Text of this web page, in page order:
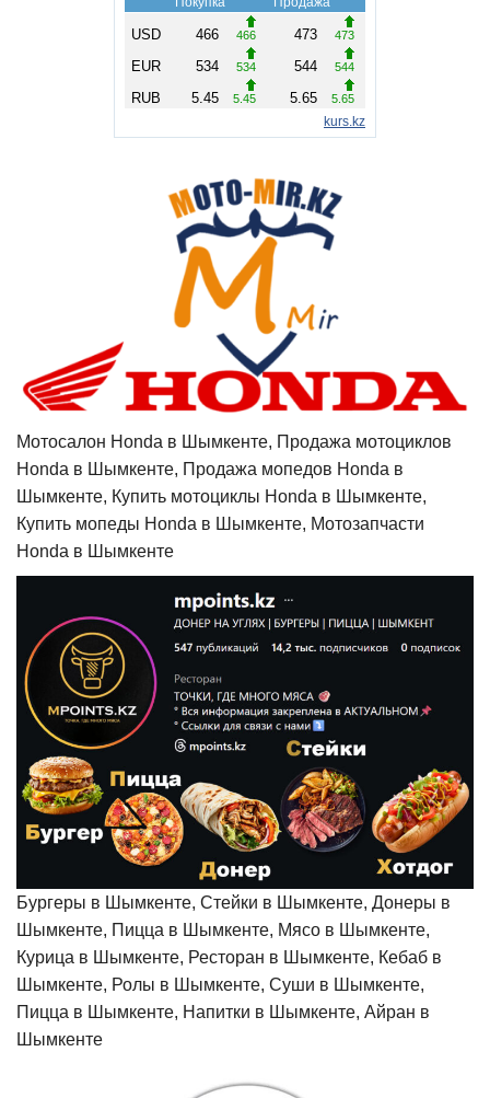
Мотосалон Honda в Шымкенте, Продажа мотоциклов
Honda в Шымкенте, Продажа мопедов Honda в
Шымкенте, Купить мотоциклы Honda в Шымкенте,
Купить мопеды Honda в Шымкенте, Мотозапчасти
Honda в Шымкенте
Бургеры в Шымкенте, Стейки в Шымкенте, Донеры в
Шымкенте, Пицца в Шымкенте, Мясо в Шымкенте,
Курица в Шымкенте, Ресторан в Шымкенте, Кебаб в
Шымкенте, Ролы в Шымкенте, Суши в Шымкенте,
Пицца в Шымкенте, Напитки в Шымкенте, Айран в
Шымкенте